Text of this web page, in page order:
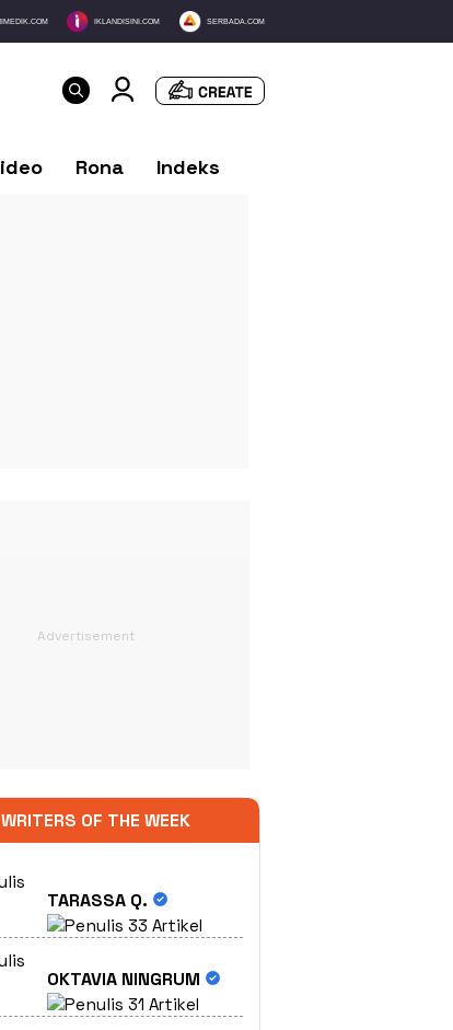
IKLANDISINI.COM SERBADA.COM
Rona Indeks
WRITERS OF THE WEEK
TARASSA Q.
33 Artikel
OKTAVIA NINGRUM
31 Artikel